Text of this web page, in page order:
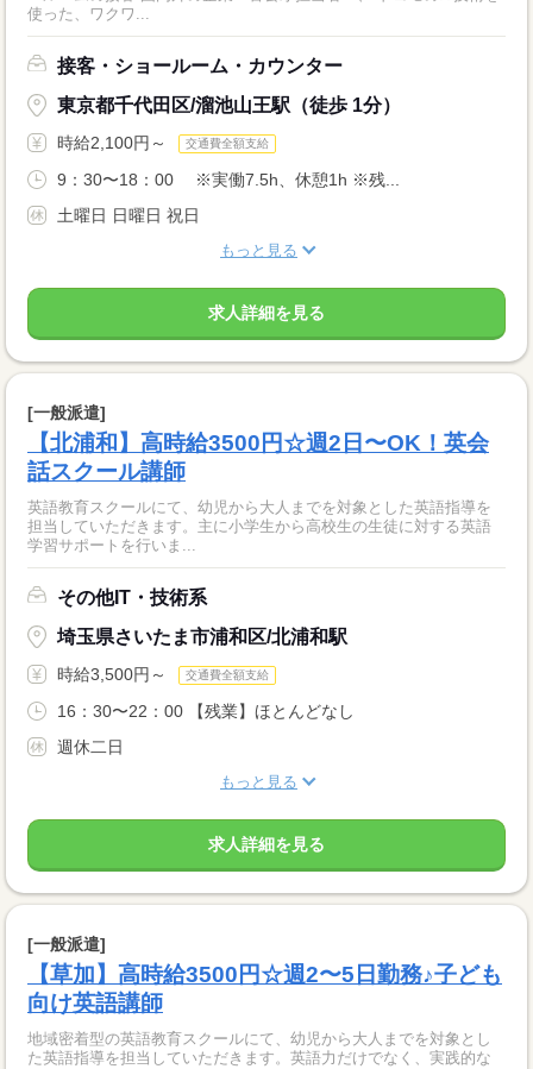
使った、ワクワ...
接客・ショールーム・カウンター
東京都千代田区/溜池山王駅（徒歩 1分）
時給2,100円～ 交通費全額支給
9：30〜18：00 ※実働7.5h、休憩1h ※残...
土曜日 日曜日 祝日
もっと見る
求人詳細を見る
[一般派遣]
【北浦和】高時給3500円☆週2日〜OK！英会
話スクール講師
英語教育スクールにて、幼児から大人までを対象とした英語指導を
担当していただきます。主に小学生から高校生の生徒に対する英語
学習サポートを行いま...
その他IT・技術系
埼玉県さいたま市浦和区/北浦和駅
時給3,500円～ 交通費全額支給
16：30〜22：00 【残業】ほとんどなし
週休二日
もっと見る
求人詳細を見る
[一般派遣]
【草加】高時給3500円☆週2〜5日勤務♪子ども
向け英語講師
地域密着型の英語教育スクールにて、幼児から大人までを対象とし
た英語指導を担当していただきます。英語力だけでなく、実践的な